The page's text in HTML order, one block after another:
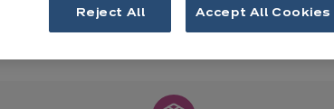
Reject All Accept All Cookies